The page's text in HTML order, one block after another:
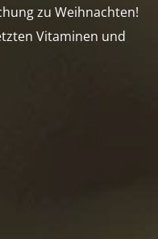
zu Weihnachten!
Vitaminen und